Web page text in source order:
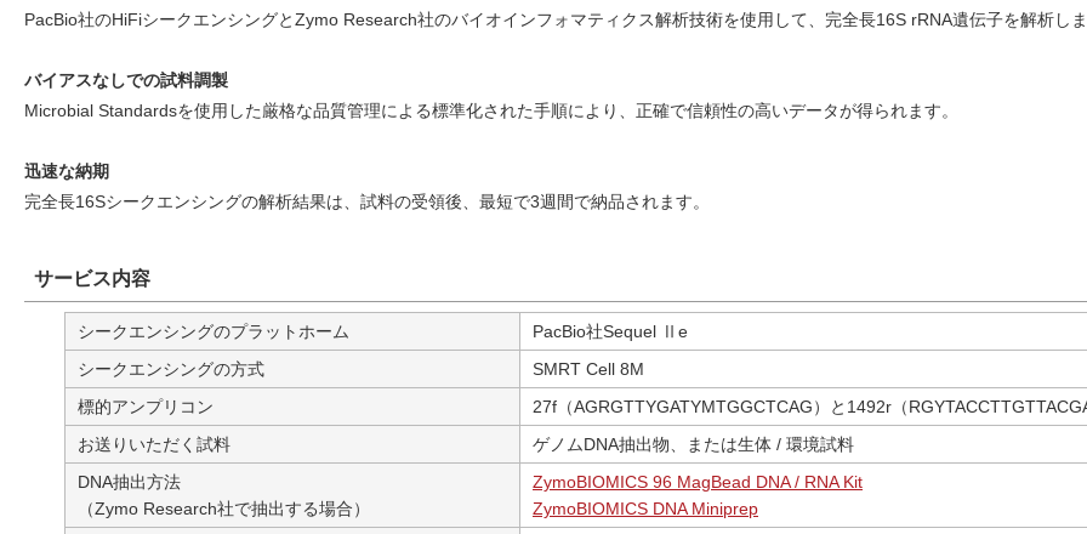
PacBio社のHiFiシークエンシングとZymo Research社のバイオインフォマティクス解析技術を使用して、完全長16S rRNA遺伝子を解析しま
バイアスなしでの試料調製
Microbial Standardsを使用した厳格な品質管理による標準化された手順により、正確で信頼性の高いデータが得られます。
迅速な納期
完全長16Sシークエンシングの解析結果は、試料の受領後、最短で3週間で納品されます。
サービス内容
シークエンシングのプラットホーム
PacBio社Sequel Ⅱe
シークエンシングの方式
SMRT Cell 8M
標的アンプリコン
27f（AGRGTTYGATYMTGGCTCAG）と1492r（
お送りいただく試料
ゲノムDNA抽出物、または生体 / 環境試料
DNA抽出方法
（Zymo Research社で抽出する場合）
ZymoBIOMICS 96 MagBead DNA / RNA Kit
ZymoBIOMICS DNA Miniprep